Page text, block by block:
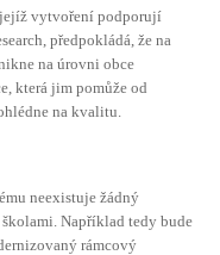
jejíž vytvoření podporují
předpokládá, že na
na úrovni obce
která jim pomůže od
na kvalitu.
neexistuje žádný
Například tedy bude
rámcový